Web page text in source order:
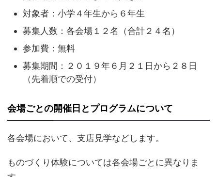
対象者：小学４年生から６年生
募集人数：各会場１２名（合計２４名）
参加費：無料
募集期間：２０１９年６月２１日から２８日
（先着順での受付）
会場ごとの開催日とプログラムについて
各会場において、支店見学などします。
ものづくり体験については各会場ごとに異なりま